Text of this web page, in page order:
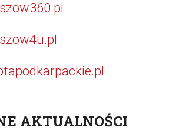
AKTUALNOŚCI